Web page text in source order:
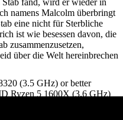
fand, wird er wieder in
namens Malcolm überbringt
eine nicht für Sterbliche
ist wie besessen davon, die
zusammenzusetzen,
über die Welt hereinbrechen
(3.5 GHz) or better
Ryzen 5 1600X (3.6 GHz)